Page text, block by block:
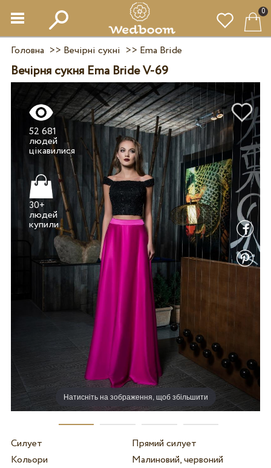
0
Головна >> Вечірні сукні >> Ema Bride
Вечірня сукня Ema Bride V-69
Натисніть на зображення, щоб збільшити
52 681
людей
30+
людей
купили
Силует
Прямий силует
Кольори
Малиновий, червоний